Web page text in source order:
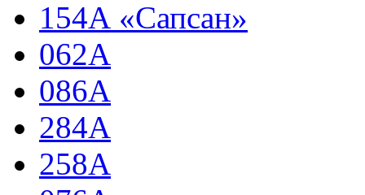
154А «Сапсан»
062А
086А
284А
258А